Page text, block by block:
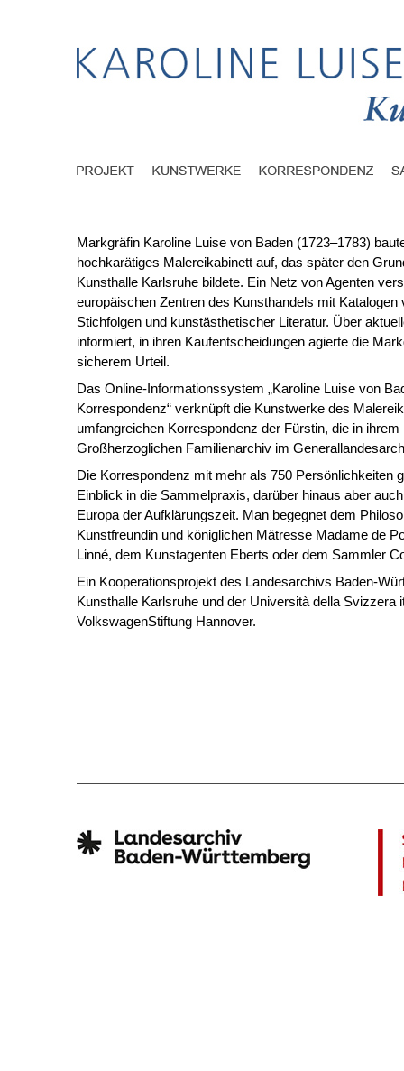
Markgräfin Karoline Luise von Baden (1723–1783)
hochkarätiges Malereikabinett auf, das später den
Kunsthalle Karlsruhe bildete. Ein Netz von Agenten
europäischen Zentren des Kunsthandels mit Katalogen
Stichfolgen und kunstästhetischer Literatur. Über
informiert, in ihren Kaufentscheidungen agierte die
sicherem Urteil.
Das Online-Informationssystem „Karoline Luise von
Korrespondenz“ verknüpft die Kunstwerke des
umfangreichen Korrespondenz der Fürstin, die in
Großherzoglichen Familienarchiv im
Die Korrespondenz mit mehr als 750 Persönlichkeiten
Einblick in die Sammelpraxis, darüber hinaus aber
Europa der Aufklärungszeit. Man begegnet dem
Kunstfreundin und königlichen Mätresse Madame de
Linné, dem Kunstagenten Eberts oder dem Sammler
Ein Kooperationsprojekt des Landesarchivs Baden-
Kunsthalle Karlsruhe und der Università della Svizzera
VolkswagenStiftung Hannover.